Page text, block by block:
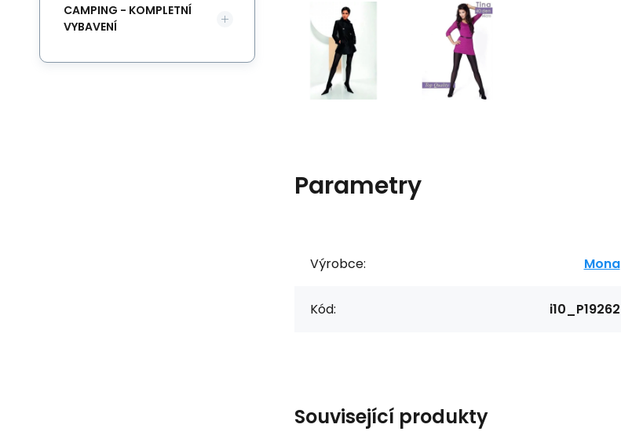
Parametry
Výrobce: Mona
Kód: i10_P19262
Související produkty
CAMPING - KOMPLETNÍ
VYBAVENÍ